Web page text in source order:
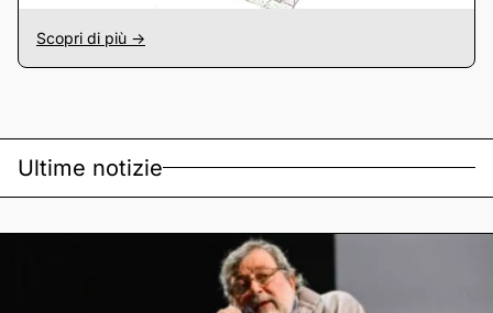
Scopri di più ->
Ultime notizie